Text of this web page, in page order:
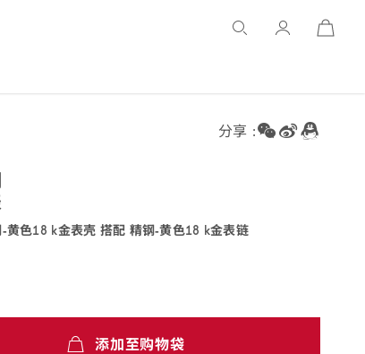
Open
分享 :
黄色18 k金表壳 搭配 精钢‑黄色18 k金表链
添加至购物袋